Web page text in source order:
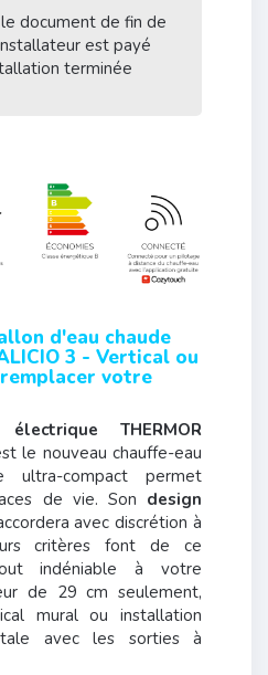
document de fin de
est payé
terminée
d'eau chaude
3 - Vertical ou
votre
THERMOR
le nouveau chauffe-eau
ultra-compact permet
de vie. Son design
avec discrétion à
critères font de ce
indéniable à votre
de 29 cm seulement,
mural ou installation
avec les sorties à